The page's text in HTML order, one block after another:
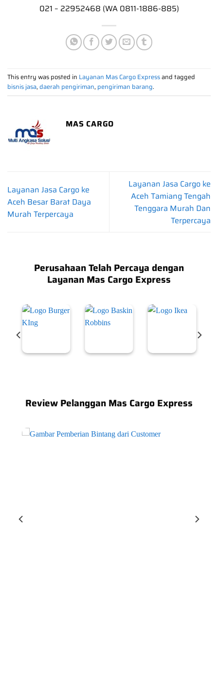
021 – 22952468 (WA 0811-1886-885)
This entry was posted in Layanan Mas Cargo Expressand tagged
bisnis jasa,daerah pengiriman, pengiriman barang.
MAS CARGO
Layanan Jasa Cargo ke
Aceh Besar Barat Daya
Murah Terpercaya
Layanan Jasa Cargo ke
Aceh Tamiang Tengah
Tenggara Murah Dan
Terpercaya
Perusahaan Telah Percaya dengan
Layanan Mas Cargo Express
Review Pelanggan Mas Cargo Express